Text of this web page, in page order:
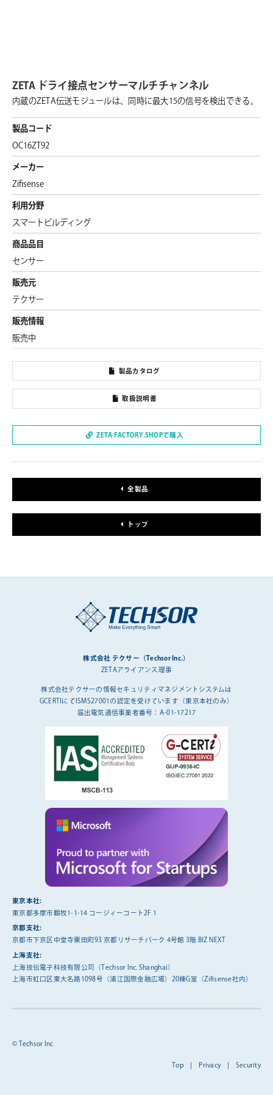
ZETA ドライ接点センサーマルチチャンネル
内蔵のZETA伝送モジュールは、同時に最大15の信号を検出できる。
製品コード
OC16ZT92
メーカー
Zifisense
利用分野
スマートビルディング
商品品目
センサー
販売元
テクサー
販売情報
販売中
製品カタログ
取扱説明書
ZETA FACTORY.SHOPで購入
全製品
トップ
株式会社 テクサー（Techsor Inc.）
ZETAアライアンス理事
株式会社テクサーの情報セキュリティマネジメントシステムは
GCERTIにてISMS27001の認定を受けています（東京本社のみ）
届出電気通信事業者番号：A-01-17217
東京本社:
東京都多摩市鶴牧1-1-14 コージィーコート2F 1
京都支社:
京都市下京区中堂寺粟田町93 京都リサーチパーク 4号館 3階 BIZ NEXT
上海支社:
上海技伝電子科技有限公司（Techsor Inc. Shanghai）
上海市虹口区東大名路1098号（浦江国際金融広場）20棟G室（Zifisense社内）
© Techsor Inc
Top Privacy Security